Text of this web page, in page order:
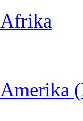
Afrika
Amerika